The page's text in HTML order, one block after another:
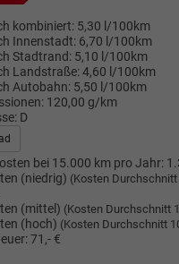
kombiniert: 5,30 l/100km
Innenstadt: 6,70 l/100km
Stadtrand: 5,10 l/100km
Landstraße:4,60 l/100km
Autobahn: 5,50 l/100km
120,00 g/km
D
bei 15.000 km pro Jahr:
(niedrig) (Kosten
(mittel) (Kosten Durchschnitt
(hoch) (Kosten Durchschnitt
71,- €